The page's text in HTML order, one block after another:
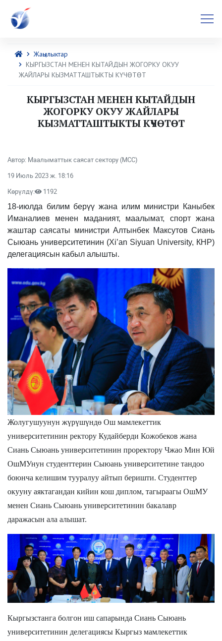
Жаңылыктар
КЫРГЫЗСТАН МЕНЕН КЫТАЙДЫН ЖОГОРКУ ОКУУ
ЖАЙЛАРЫ КЫЗМАТТАШТЫКТЫ КҮЧӨТӨТ
КЫРГЫЗСТАН МЕНЕН КЫТАЙДЫН
ЖОГОРКУ ОКУУ ЖАЙЛАРЫ
КЫЗМАТТАШТЫКТЫ КҮЧӨТӨТ
Автор: Маалыматтык саясат сектору (МСС)
19 Июль 2023 ж. 18:16
Көрүлдү:
1192
18-июлда билим берүү жана илим министри Каныбек
Иманалиев менен маданият, маалымат, спорт жана
жаштар саясаты министри Алтынбек Максутов Сиань
Сыюань университетинин (Xi’an Siyuan University, КНР)
делегациясын кабыл алышты.
Жолугушуунун жүрүшүндө Ош мамлекеттик
университетинин ректору Кудайберди Кожобеков жана
Сиань Сыюань университетинин проректору Чжао Мин Юй
ОшМУнун студенттерин Сыюань университетине тандоо
боюнча келишим тууралуу айтып беришти. Студенттер
окууну аяктагандан кийин кош диплом, тагыраагы ОшМУ
менен Сиань Сыюань университетинин бакалавр
даражасын ала алышат.
Кыргызстанга болгон иш сапарында Сиань Сыюань
университетинин делегациясы Кыргыз мамлекеттик